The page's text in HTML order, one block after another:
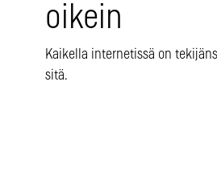
oikein
Kaikella internetissä on
sitä.